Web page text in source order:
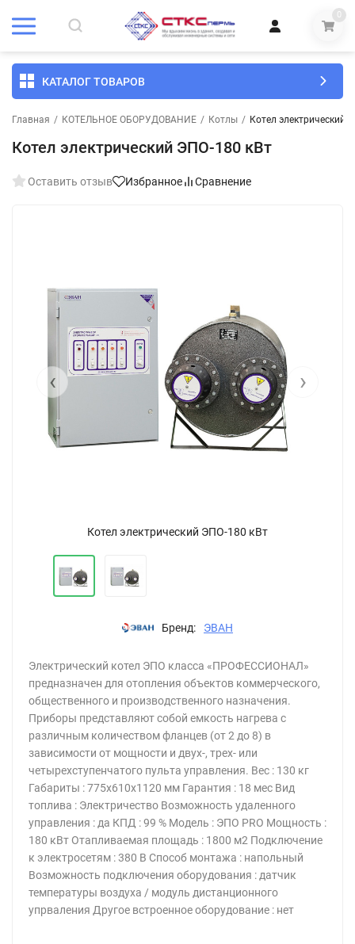
0
КАТАЛОГ ТОВАРОВ
Главная / КОТЕЛЬНОЕ ОБОРУДОВАНИЕ / Котлы / Котел электрический
Котел электрический ЭПО-180 кВт
Оставить отзыв Избранное Сравнение
Котел электрический ЭПО-180 кВт
‹ ›
Бренд: ЭВАН
Электрический котел ЭПО класса «ПРОФЕССИОНАЛ»
предназначен для отопления объектов коммерческого,
общественного и производственного назначения.
Приборы представляют собой емкость нагрева с
различным количеством фланцев (от 2 до 8) в
зависимости от мощности и двух-, трех- или
четырехступенчатого пульта управления. Вес : 130 кг
Габариты : 775х610х1120 мм Гарантия : 18 мес Вид
топлива : Электричество Возможность удаленного
управления : да КПД : 99 % Модель : ЭПО PRO Мощность :
180 кВт Отапливаемая площадь : 1800 м2 Подключение
к электросетям : 380 В Способ монтажа : напольный
Возможность подключения оборудования : датчик
температуры воздуха / модуль дистанционного
упрваления Другое встроенное оборудование : нет